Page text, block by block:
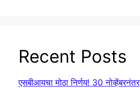
Recent Posts
एसबीआयचा मोठा निर्णय! 30 नोव्हेंबरनंतर